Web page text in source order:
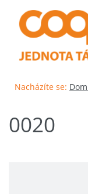
Nacházíte se:
0020